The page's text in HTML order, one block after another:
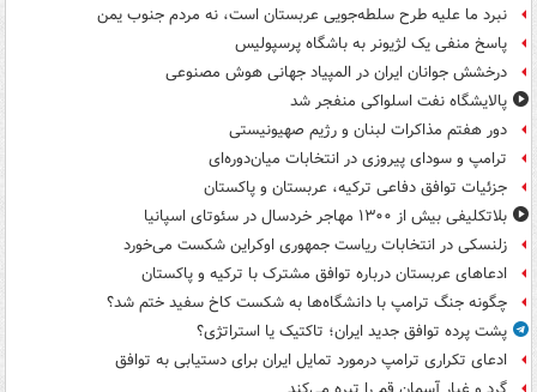
نبرد ما علیه طرح سلطه‌جویی عربستان است، نه مردم جنوب یمن
پاسخ منفی یک لژیونر به باشگاه پرسپولیس
درخشش جوانان ایران در المپیاد جهانی هوش مصنوعی
پالایشگاه نفت اسلواکی منفجر شد
دور هفتم مذاکرات لبنان و رژیم صهیونیستی
ترامپ و سودای پیروزی در انتخابات میان‌دوره‌ای
جزئیات توافق دفاعی ترکیه، عربستان و پاکستان
بلاتکلیفی بیش از ۱۳۰۰ مهاجر خردسال در سئوتای اسپانیا
زلنسکی در انتخابات ریاست جمهوری اوکراین شکست می‌خورد
ادعاهای عربستان درباره توافق مشترک با ترکیه و پاکستان
چگونه جنگ ترامپ با دانشگاه‌ها به شکست کاخ سفید ختم شد؟
پشت پرده توافق جدید ایران؛ تاکتیک یا استراتژی؟
ادعای تکراری ترامپ درمورد تمایل ایران برای دستیابی به توافق